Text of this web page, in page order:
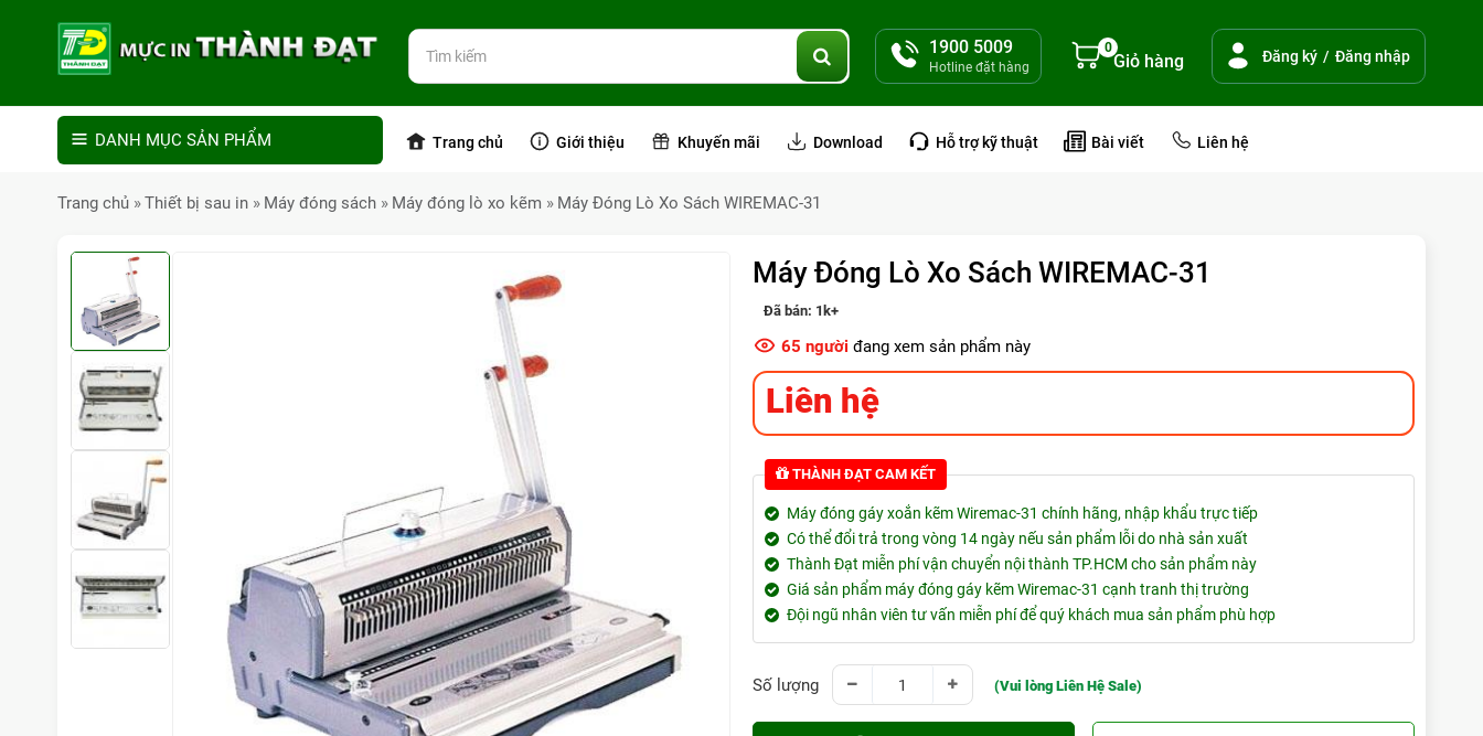
1900 5009
Hotline đặt hàng Giỏ hàng
0 Đăng ký / Đăng nhập
DANH MỤC SẢN PHẨM Trang chủ Giới thiệu Khuyến mãi Download Hỗ trợ kỹ thuật Bài viết Liên hệ
Trang chủ Thiết bị sau in Máy đóng sách Máy đóng lò xo kẽm Máy Đóng Lò Xo Sách WIREMAC-31
Máy Đóng Lò Xo Sách WIREMAC-31
Đã bán: 1k+
65 người đang xem sản phẩm này
Liên hệ
THÀNH ĐẠT CAM KẾT
Máy đóng gáy xoắn kẽm Wiremac-31 chính hãng, nhập khẩu trực tiếp
Có thể đổi trả trong vòng 14 ngày nếu sản phẩm lỗi do nhà sản xuất
Thành Đạt miễn phí vận chuyển nội thành TP.HCM cho sản phẩm này
Giá sản phẩm máy đóng gáy kẽm Wiremac-31 cạnh tranh thị trường
Đội ngũ nhân viên tư vấn miễn phí để quý khách mua sản phẩm phù hợp
Số lượng (Vui lòng Liên Hệ Sale)